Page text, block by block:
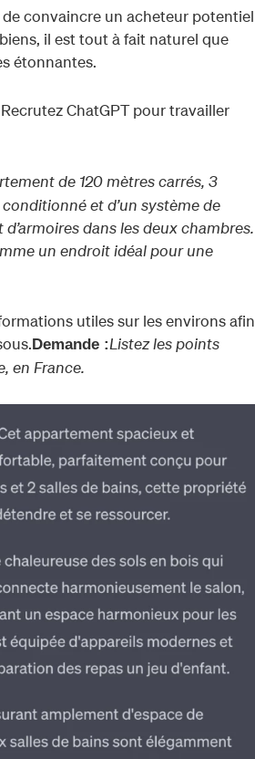
convaincre un acheteur potentiel
il est tout à fait naturel que
étonnantes.
ChatGPT pour travailler
de 120 mètres carrés, 3
et d’un système de
dans les deux chambres.
un endroit idéal pour une
utiles sur les environs afin
Demande :Listez les points
en France.